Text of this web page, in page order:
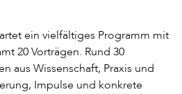
ein vielfältiges Programm mit
20 Vorträgen. Rund 30
aus Wissenschaft, Praxis und
Impulse und konkrete